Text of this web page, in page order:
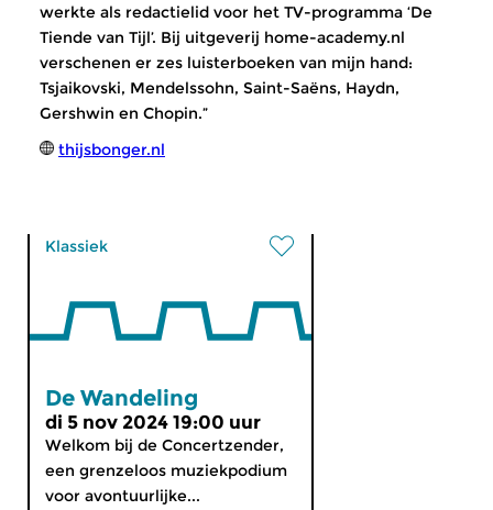
werkte als redactielid voor het TV-programma ‘De
Tiende van Tijl’. Bij uitgeverij home-academy.nl
verschenen er zes luisterboeken van mijn hand:
Tsjaikovski, Mendelssohn, Saint-Saëns, Haydn,
Gershwin en Chopin.”
thijsbonger.nl
Klassiek
De Wandeling
di 5 nov 2024 19:00 uur
Welkom bij de Concertzender,
een grenzeloos muziekpodium
voor avontuurlijke...